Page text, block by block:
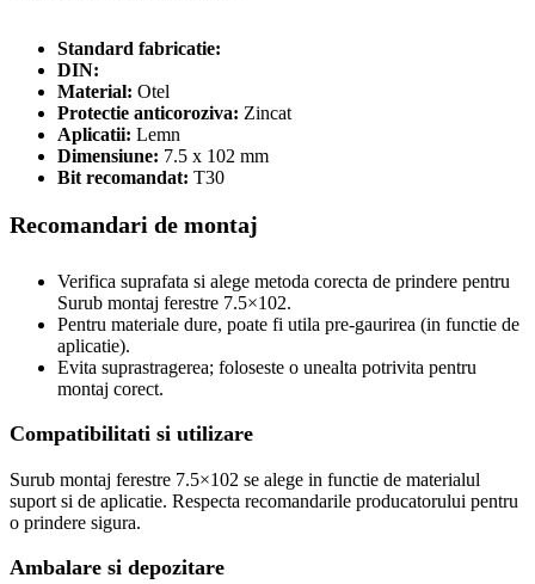
Standard fabricatie:
DIN:
Material: Otel
Protectie anticoroziva: Zincat
Aplicatii: Lemn
Dimensiune: 7.5 x 102 mm
Bit recomandat: T30
Recomandari de montaj
Verifica suprafata si alege metoda corecta de prindere pentru
Surub montaj ferestre 7.5×102.
Pentru materiale dure, poate fi utila pre-gaurirea (in functie de
aplicatie).
Evita suprastragerea; foloseste o unealta potrivita pentru
montaj corect.
Compatibilitati si utilizare
Surub montaj ferestre 7.5×102 se alege in functie de materialul
suport si de aplicatie. Respecta recomandarile producatorului pentru
o prindere sigura.
Ambalare si depozitare